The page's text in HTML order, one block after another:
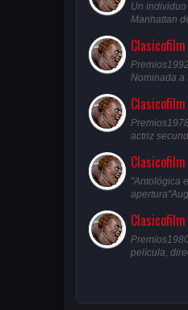
Un
Manhattan
Clasicofilm
Nominada
Clasicofilm
actriz
Clasicofilm
"Antológica
Clasicofilm
película,